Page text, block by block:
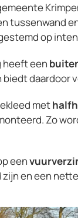
tussenwand
op
heeft een
biedt daardoor
meth
Zo
een
en een